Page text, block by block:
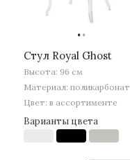
··
Стул Royal Ghost
Высота: 96 см
Материал: поликарбонат
Цвет: в ассортименте
Варианты цвета